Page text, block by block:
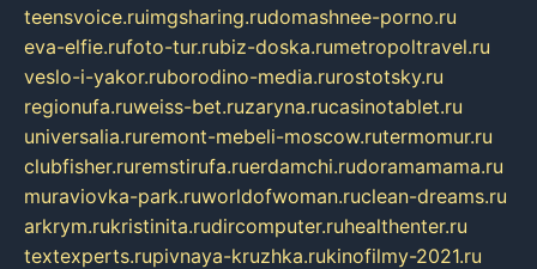
teensvoice.ruimgsharing.rudomashnee-porno.ru
eva-elfie.rufoto-tur.rubiz-doska.rumetropoltravel.ru
veslo-i-yakor.ruborodino-media.rurostotsky.ru
regionufa.ruweiss-bet.ruzaryna.rucasinotablet.ru
universalia.ruremont-mebeli-moscow.rutermomur.ru
clubfisher.ruremstirufa.ruerdamchi.rudoramamama.ru
muraviovka-park.ruworldofwoman.ruclean-dreams.ru
arkrym.rukristinita.rudircomputer.ruhealthenter.ru
textexperts.rupivnaya-kruzhka.rukinofilmy-2021.ru